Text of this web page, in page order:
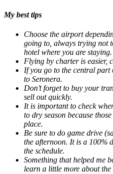
My best tips
Choose the airport
going to, always trying not
hotel where you are staying.
Flying by charter is easier,
If you go to the central part
to Seronera.
Don’t forget to buy your
sell out quickly.
It is important to check
to dry season because
place.
Be sure to do game drive
the afternoon. It is a 100%
the schedule.
Something that helped me
learn a little more about